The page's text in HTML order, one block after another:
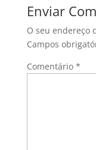
Enviar
O seu endereço
Campos
Comentário *